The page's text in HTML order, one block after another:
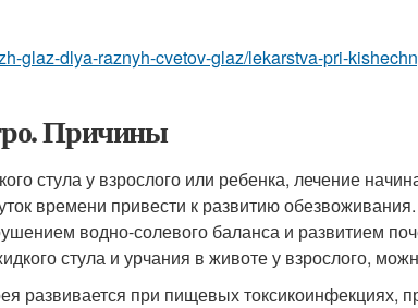
glaz-dlya-raznyh-cvetov-glaz/lekarstva-pri-
Причины
стула у взрослого или ребенка, лечение
времени привести к развитию
водно-солевого баланса и развитием
стула и урчания в животе у взрослого,
развивается при пищевых токсикоинфекциях,